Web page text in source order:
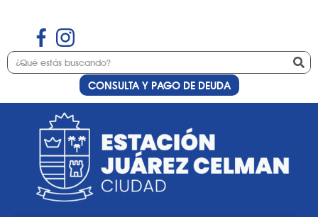
CONSULTA Y PAGO DE DEUDA